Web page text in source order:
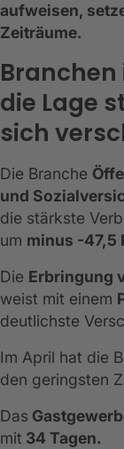
aufweisen,
Zeiträume.
Branchen
die Lage
sich
Die Branche
und
die stärkste
um minus -47,5
Die Erbringung
weist mit einem
deutlichste
Im April hat die
den geringsten
Das
mit 34 Tagen.